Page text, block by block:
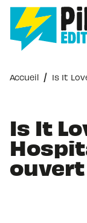
MENU
PIED DE PAGE
Accueil / Is It
Is It
ouvert